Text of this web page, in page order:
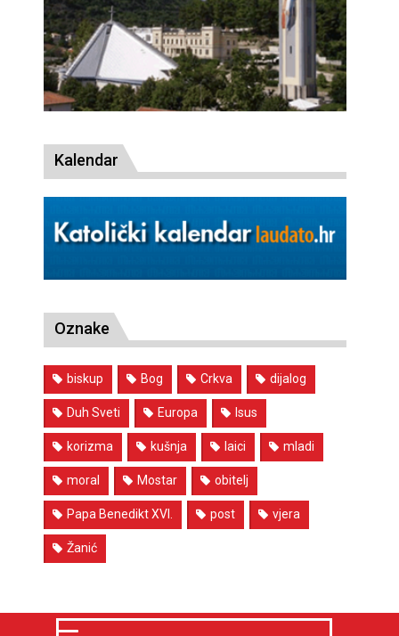
Kalendar
Oznake
biskup Bog Crkva dijalog
Duh Sveti Europa Isus
korizma kušnja laici mladi
moral Mostar obitelj
Papa Benedikt XVI. post vjera
Žanić